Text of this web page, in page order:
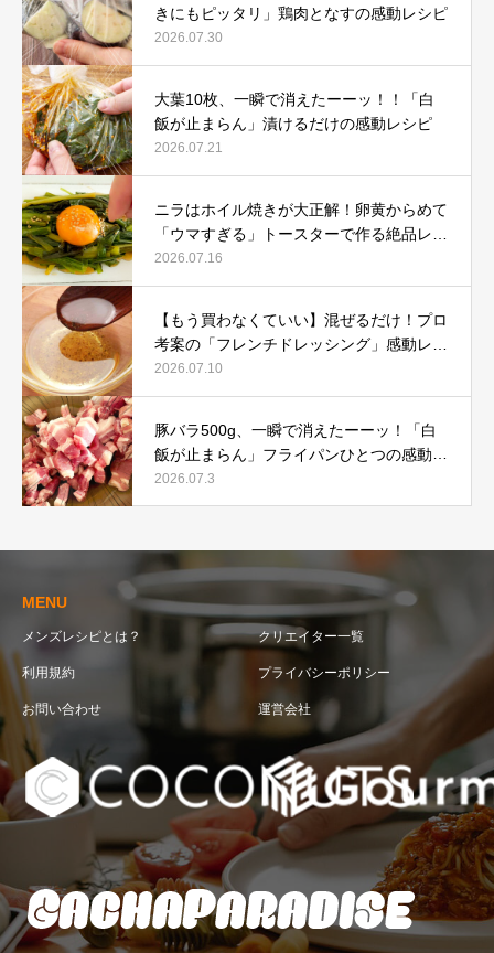
きにもピッタリ」鶏肉となすの感動レシピ
2026.07.30
大葉10枚、一瞬で消えたーーッ！！「白
飯が止まらん」漬けるだけの感動レシピ
2026.07.21
ニラはホイル焼きが大正解！卵黄からめて
「ウマすぎる」トースターで作る絶品レシ
ピ
2026.07.16
【もう買わなくていい】混ぜるだけ！プロ
考案の「フレンチドレッシング」感動レシ
ピ
2026.07.10
豚バラ500g、一瞬で消えたーーッ！「白
飯が止まらん」フライパンひとつの感動レ
シピ
2026.07.3
MENU
メンズレシピとは？ クリエイター一覧
利用規約 プライバシーポリシー
お問い合わせ 運営会社